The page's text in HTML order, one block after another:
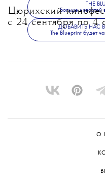
Цюрихский
с 24 сентября по 4
THE
Больше новостей
ДОБАВИТЬ НАС
The Blueprint будет
О